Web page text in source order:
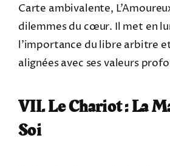
Carte ambivalente,
dilemmes du cœur. Il met en
l’importance du libre arbitre
alignées avec ses valeurs
VII. Le Chariot : La
Soi